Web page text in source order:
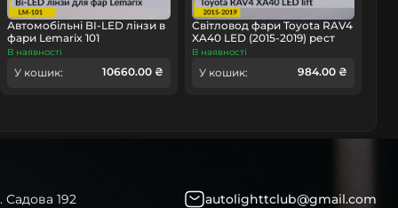
Автомобільні BI-LED лінзи в
фари Lemarix 101
В наявності
У кошик: 10660.00 ₴
Світловод фари Toyota RAV4
XA40 LED (2015-2019) рест
правий
В наявності
У кошик: 984.00 ₴
Садова 192 autolighttclub@gmail.com